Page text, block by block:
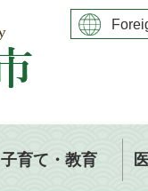
子育て・教育